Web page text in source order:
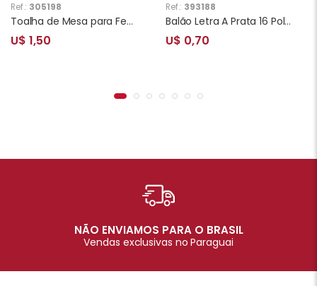
Ref.: 305198
Toalha de Mesa para Festa Super Heróis
U$ 1,50
Ref.: 393188
Balão Letra A Prata 16 Polegadas
U$ 0,70
NÃO ENVIAMOS PARA O BRASIL
Vendas exclusivas no Paraguai